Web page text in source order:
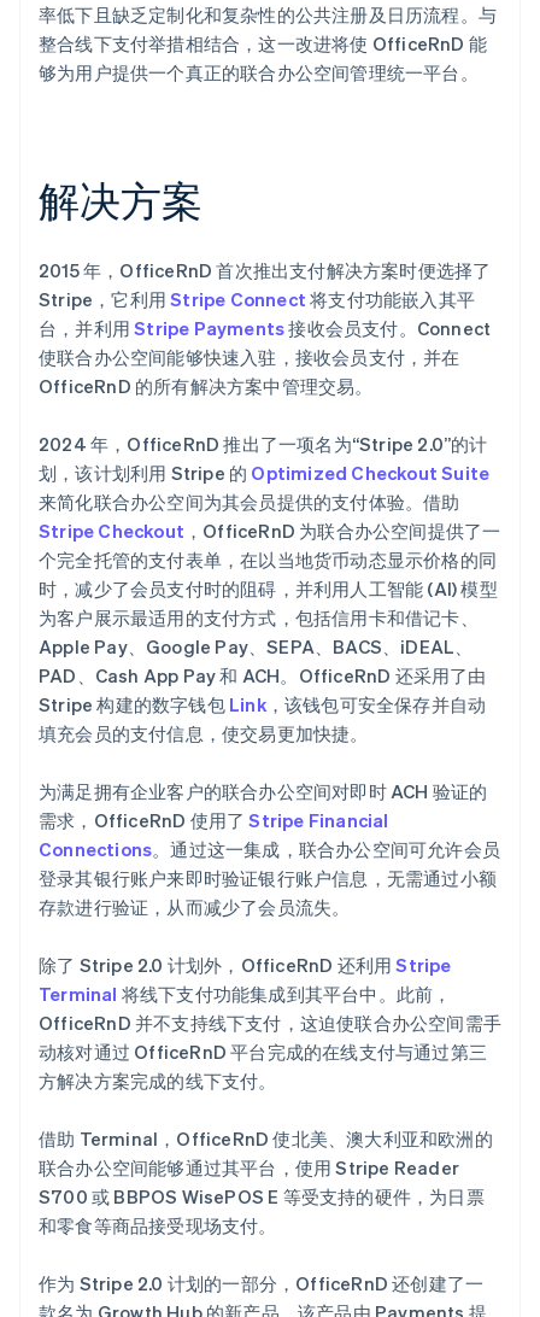
率低下且缺乏定制化和复杂性的公共注册及日历流程。与
整合线下支付举措相结合，这一改进将使 OfficeRnD 能
够为用户提供一个真正的联合办公空间管理统一平台。
解决方案
2015 年，OfficeRnD 首次推出支付解决方案时便选择了
Stripe，它利用Stripe Connect 将支付功能嵌入其平
台，并利用Stripe Payments接收会员支付。Connect
使联合办公空间能够快速入驻，接收会员支付，并在
OfficeRnD 的所有解决方案中管理交易。
2024 年，OfficeRnD 推出了一项名为“Stripe 2.0”的计
划，该计划利用 Stripe 的 Optimized Checkout Suite
来简化联合办公空间为其会员提供的支付体验。借助
Stripe Checkout ，OfficeRnD 为联合办公空间提供了一
个完全托管的支付表单，在以当地货币动态显示价格的同
时，减少了会员支付时的阻碍，并利用人工智能 (AI) 模型
为客户展示最适用的支付方式，包括信用卡和借记卡、
Apple Pay、Google Pay、SEPA、BACS、iDEAL、
PAD、Cash App Pay 和 ACH。OfficeRnD 还采用了由
Stripe 构建的数字钱包 Link，该钱包可安全保存并自动
填充会员的支付信息，使交易更加快捷。
为满足拥有企业客户的联合办公空间对即时 ACH 验证的
需求，OfficeRnD 使用了Stripe Financial
Connections。通过这一集成，联合办公空间可允许会员
登录其银行账户来即时验证银行账户信息，无需通过小额
存款进行验证，从而减少了会员流失。
除了 Stripe 2.0 计划外，OfficeRnD 还利用Stripe
Terminal 将线下支付功能集成到其平台中。此前，
OfficeRnD 并不支持线下支付，这迫使联合办公空间需手
动核对通过 OfficeRnD 平台完成的在线支付与通过第三
方解决方案完成的线下支付。
借助 Terminal，OfficeRnD 使北美、澳大利亚和欧洲的
联合办公空间能够通过其平台，使用 Stripe Reader
S700 或 BBPOS WisePOS E 等受支持的硬件，为日票
和零食等商品接受现场支付。
作为 Stripe 2.0 计划的一部分，OfficeRnD 还创建了一
款名为 Growth Hub 的新产品，该产品由 Payments 提